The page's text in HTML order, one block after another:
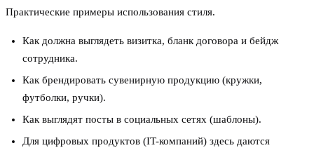
Практические примеры использования стиля.
Как должна выглядеть визитка, бланк договора и бейдж
сотрудника.
Как брендировать сувенирную продукцию (кружки,
футболки, ручки).
Как выглядят посты в социальных сетях (шаблоны).
Для цифровых продуктов (IT-компаний) здесь даются